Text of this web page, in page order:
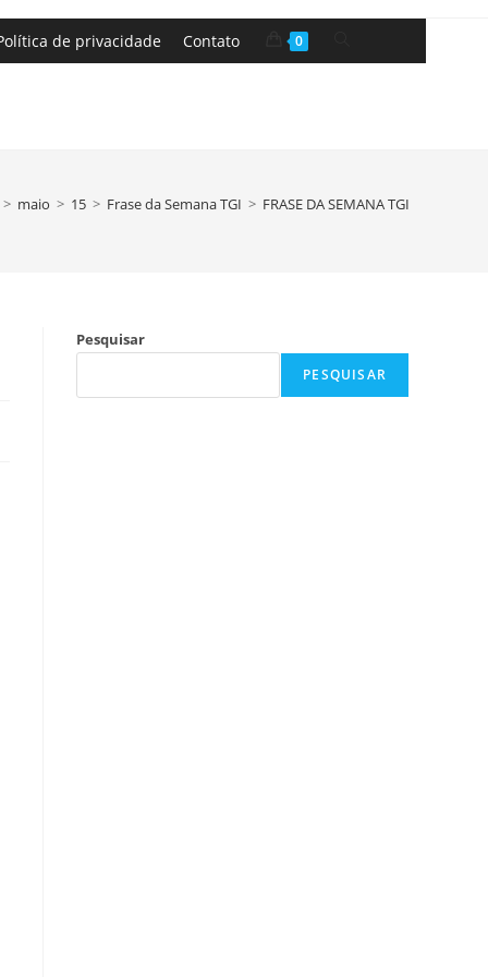
de privacidade Contato 0
> maio > 15 > Frase da Semana TGI > FRASE DA SEMANA TGI
Pesquisar
PESQUISAR